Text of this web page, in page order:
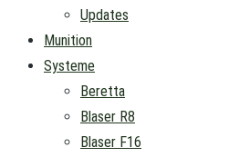
Updates
Munition
Systeme
Beretta
Blaser R8
Blaser F16